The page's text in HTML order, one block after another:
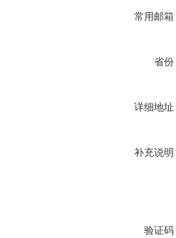
常用邮箱
省份
详细地址
补充说明
验证码